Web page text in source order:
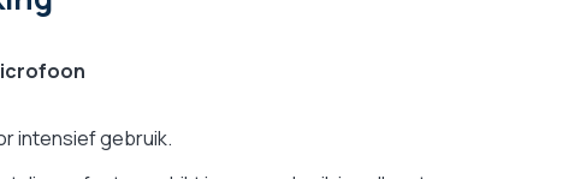
intensief gebruik.